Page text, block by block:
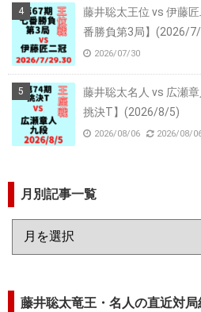
藤井聡太王位 vs 伊藤
番勝負第3局】(2026/7/
2026/07/30
藤井聡太名人 vs 広瀬
挑決T】(2026/8/5)
2026/08/06 2026/08/
月別記事一覧
藤井聡太竜王・名人の直近対